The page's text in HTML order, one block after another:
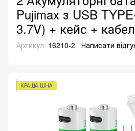
Pujimax з USB
3.7V) + кейс +
Артикул: 16210-2 Написати
КРАЩА ЦІНА